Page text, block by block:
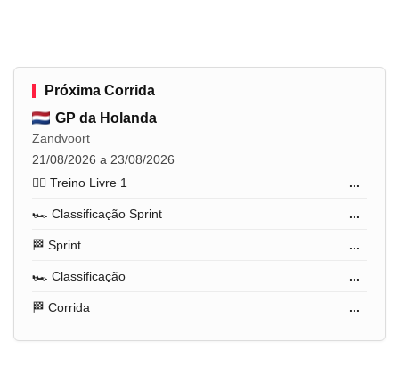
Próxima Corrida
GP da Holanda
Zandvoort
21/08/2026 a 23/08/2026
🏋️‍♂️ Treino Livre 1
...
🏎️ Classificação Sprint ...
🏁 Sprint ...
🏎️ Classificação ...
🏁 Corrida ...